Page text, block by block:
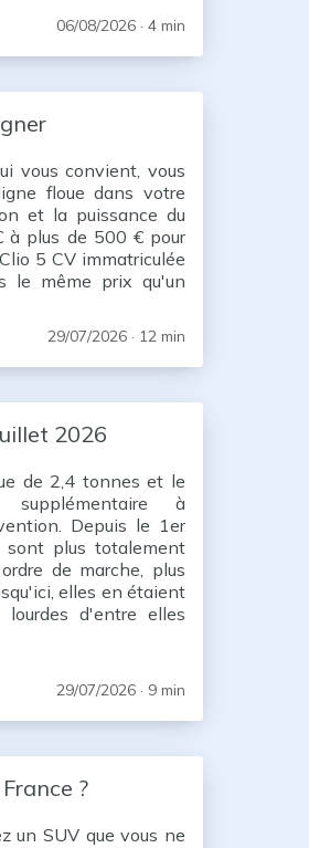
06/08/2026 · 4 min
vous convient, vous
floue dans votre
et la puissance du
à plus de 500 € pour
5 CV immatriculée
le même prix qu'un
29/07/2026 · 12 min
2026
de 2,4 tonnes et le
à
Depuis le 1er
sont plus totalement
de marche, plus
elles en étaient
lourdes d'entre elles
29/07/2026 · 9 min
?
un SUV que vous ne